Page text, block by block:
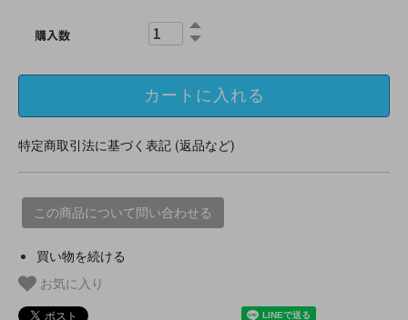
購入数
特定商取引法に基づく表記 (返品など)
この商品について問い合わせる
買い物を続ける
お気に入り